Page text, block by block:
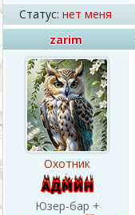
Статус: нет меня
zarim
Охотник
Юзер-бар +